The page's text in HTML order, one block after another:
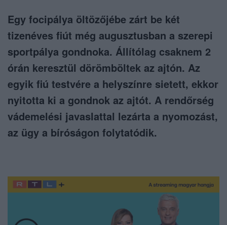
Egy focipálya öltözőjébe zárt be két
tizenéves fiút még augusztusban a szerepi
sportpálya gondnoka. Állítólag csaknem 2
órán keresztül dörömböltek az ajtón. Az
egyik fiú testvére a helyszínre sietett, ekkor
nyitotta ki a gondnok az ajtót. A rendőrség
vádemelési javaslattal lezárta a nyomozást,
az ügy a bíróságon folytatódik.